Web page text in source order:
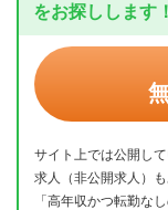
をお探しします！
サイト上では公開し
求人（非公開求人）
「高年収かつ転勤な